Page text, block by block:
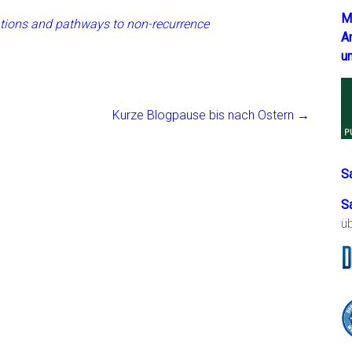
and pathways to non-recurrence
Kurze Blogpause bis nach Ostern →